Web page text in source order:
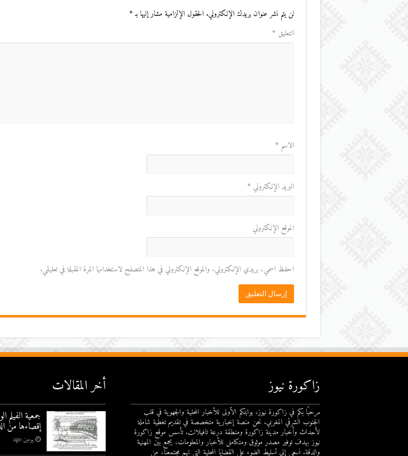
لن يتم نشر عنوان بريدك الإلكتروني. الحقول الإلزامية مشار إليها بـ*
التعليق *
الاسم *
البريد الإلكتروني *
الموقع الإلكتروني
احفظ اسمي، بريدي الإلكتروني، والموقع الإلكتروني في هذا المتصفح لاستخدامها المرة المقبلة في تعليقي.
زاكورة نيوز
مرحبًا بكم في زاكورة نيوز، بوابتكم الأولى للأخبار المحلية والجهوية في قلب
الجنوب الشرقي المغربي. نحن منصة إخبارية متخصصة في تقديم تغطية شاملة
لأحداث وأخبار مدينة زاكورة ومنطقة درعة تافيلالت. تأسس موقع زاكورة
نيوز بهدف توفير مصدر موثوق ومتكامل للأخبار والمعلومات، يجمع بين المهنية
والدقة. نسعى إلى تسليط الضوء على القضايا المحلية التي تهم مجتمعنا، من
أخر المقالات
جمعية الفيلم
إقصاءها من
يومين ago